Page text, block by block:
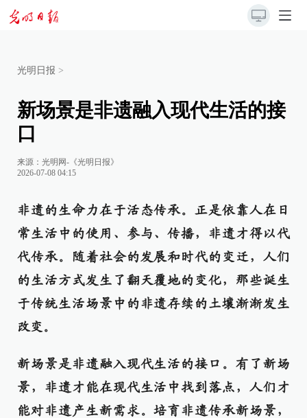
光明日报 >
新场景是非遗融入现代生活的接
口
来源： 光明网-《光明日报》
2026-07-08 04:15
非遗的生命力在于活态传承。正是依靠人在日
常生活中的使用、参与、传播，非遗才得以代
代传承。随着社会的发展和时代的变迁，人们
的生活方式发生了翻天覆地的变化，那些诞生
于传统生活场景中的非遗存续的土壤渐渐发生
改变。
新场景是非遗融入现代生活的接口。有了新场
景，非遗才能在现代生活中找到落点，人们才
能对非遗产生新需求。培育非遗传承新场景，